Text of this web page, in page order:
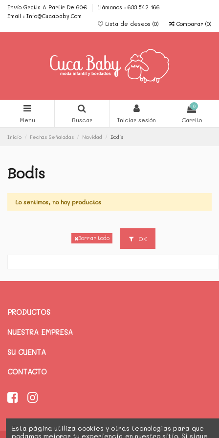
Envío Gratis A Partir De 60€
Llámanos : 633 542 166
Email : Info@Cucababy.Com
Lista de deseos (0) Comparar (0)
Menu Buscar Iniciar sesión
0
Carrito
Inicio Fechas Señaladas Navidad Bodis
Bodis
Lo sentimos, no hay productos
Borrar todo OK
PRODUCTOS
NUESTRA EMPRESA
SU CUENTA
CONTACTO
Esta página utiliza cookies y otras tecnologías para que
podamos mejorar tu experiencia en nuestro sitio. Si sigue